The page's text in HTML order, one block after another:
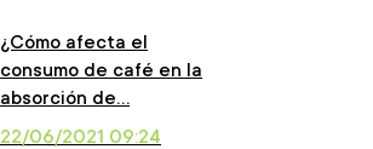
¿Cómo afecta el
consumo de café en la
absorción de…
22/06/2021 09:24